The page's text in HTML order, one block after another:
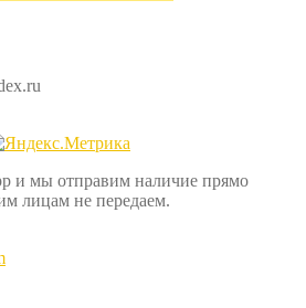
и мы отправим наличие прямо
лицам не передаем.